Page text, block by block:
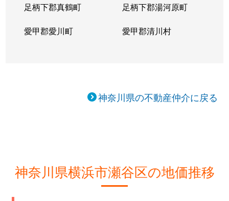
足柄下郡真鶴町 足柄下郡湯河原町
愛甲郡愛川町 愛甲郡清川村
神奈川県の不動産仲介に戻る
神奈川県横浜市瀬谷区の地価推移